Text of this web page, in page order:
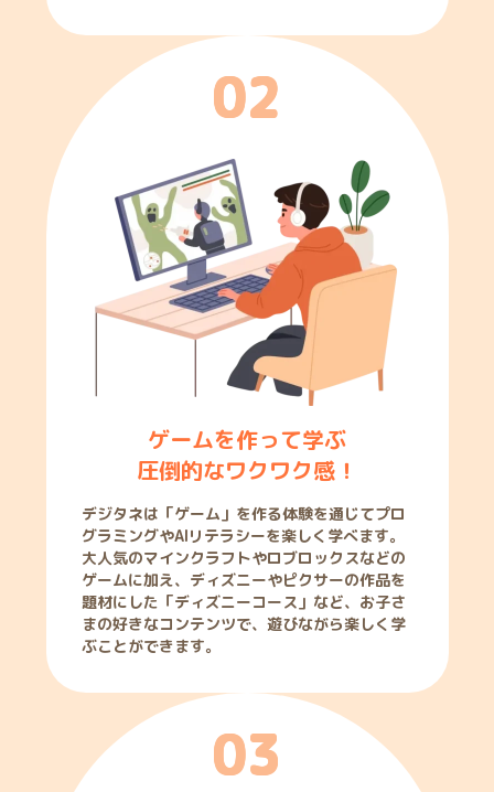
02
ゲームを作って学ぶ
圧倒的なワクワク感！
デジタネは「ゲーム」を作る体験を通じてプロ
グラミングやAIリテラシーを楽しく学べます。
大人気のマインクラフトやロブロックスなどの
ゲームに加え、ディズニーやピクサーの作品を
題材にした「ディズニーコース」など、お子さ
まの好きなコンテンツで、遊びながら楽しく学
ぶことができます。
03